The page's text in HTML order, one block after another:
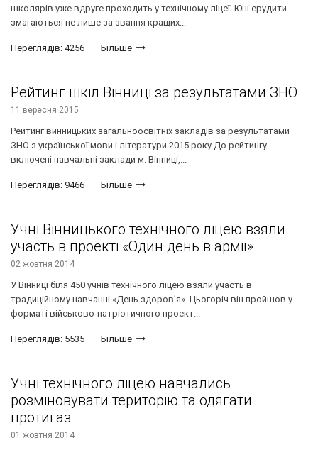
школярів уже вдруге проходить у технічному ліцеї. Юні ерудити
змагаються не лише за звання кращих...
Переглядів: 4256 Більше
Рейтинг шкіл Вінниці за результатами ЗНО
11 вересня 2015
Рейтинг винницьких загальноосвітніх закладів за результатами
ЗНО з української мови і літератури 2015 року До рейтингу
включені навчальні заклади м. Вінниці,...
Переглядів: 9466 Більше
Учні Вінницького технічного ліцею взяли
участь в проекті «Один день в армії»
02 жовтня 2014
У Вінниці біля 450 учнів технічного ліцею взяли участь в
традиційному навчанні «День здоров’я». Цьогоріч він пройшов у
форматі військово-патріотичного проект...
Переглядів: 5535 Більше
Учні технічного ліцею навчались
розміновувати територію та одягати
протигаз
01 жовтня 2014